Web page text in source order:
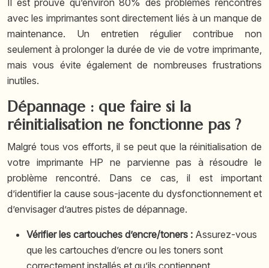
Il est prouvé qu’environ 80% des problèmes rencontrés
avec les imprimantes sont directement liés à un manque de
maintenance. Un entretien régulier contribue non
seulement à prolonger la durée de vie de votre imprimante,
mais vous évite également de nombreuses frustrations
inutiles.
Dépannage : que faire si la
réinitialisation ne fonctionne pas ?
Malgré tous vos efforts, il se peut que la réinitialisation de
votre imprimante HP ne parvienne pas à résoudre le
problème rencontré. Dans ce cas, il est important
d’identifier la cause sous-jacente du dysfonctionnement et
d’envisager d’autres pistes de dépannage.
Vérifier les cartouches d’encre/toners : Assurez-vous
que les cartouches d’encre ou les toners sont